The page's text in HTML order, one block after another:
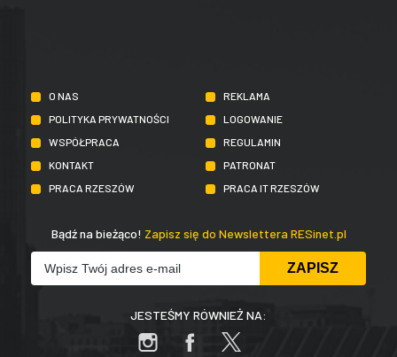
O NAS
REKLAMA
POLITYKA PRYWATNOŚCI
LOGOWANIE
WSPÓŁPRACA
REGULAMIN
KONTAKT
PATRONAT
PRACA RZESZÓW
PRACA IT RZESZÓW
Bądź na bieżąco! Zapisz się do Newslettera RESinet.pl
JESTEŚMY RÓWNIEŻ NA: